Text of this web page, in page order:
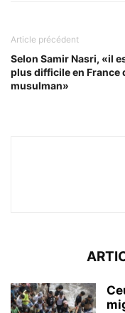
Article précédent
Selon Samir Nasri, «il
plus difficile en France
musulman»